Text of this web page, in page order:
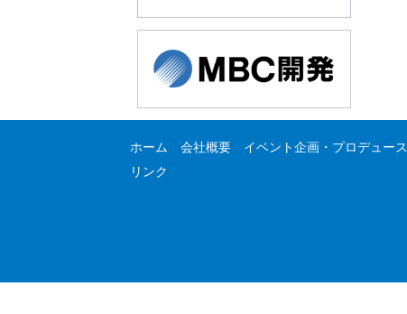
ホーム 会社概要 イベント企画・プロデュース
リンク